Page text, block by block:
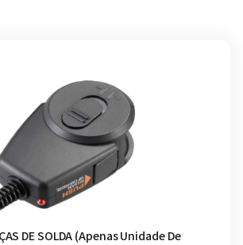
DE SOLDA (apenas Unidade De